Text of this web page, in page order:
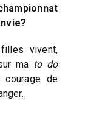
vivent,
ma to do
courage de